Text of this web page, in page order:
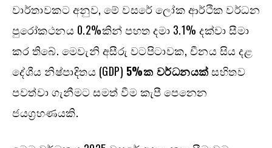
වාර්තාවකට අනුව, මේ වසරේ ලෝක ආර්ථික වර්ධන
පුරෝකථනය 0.2%කින් පහත දමා 3.1% දක්වා සීමා
කර තිබේ. මෙවැනි අසීරු වටපිටාවක, චීනය සිය දළ
දේශීය නිෂ්පාදිතය (GDP) 5%ක වර්ධනයක්සහිතව
පවත්වා ගැනීමට සමත් වීම කැපී පෙනෙන
ජයග්‍රහණයකි.